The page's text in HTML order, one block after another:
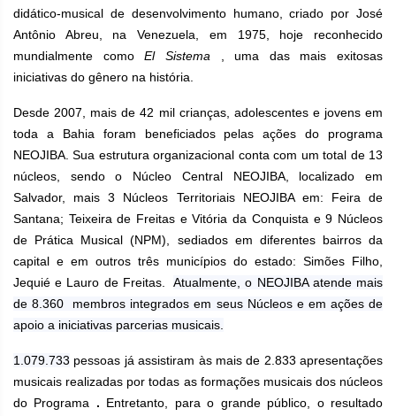
didático-musical de desenvolvimento humano, criado por José
Antônio Abreu, na Venezuela, em 1975, hoje reconhecido
mundialmente comoEl Sistema , uma das mais exitosas
iniciativas do gênero na história.
Desde 2007, mais de 42 mil crianças, adolescentes e jovens em
toda a Bahia foram beneficiados pelas ações do programa
NEOJIBA. Sua estrutura organizacional conta com um total de 13
núcleos, sendo o Núcleo Central NEOJIBA, localizado em
Salvador, mais 3 Núcleos Territoriais NEOJIBA em: Feira de
Santana; Teixeira de Freitas e Vitória da Conquista e 9 Núcleos
de Prática Musical (NPM), sediados em diferentes bairros da
capital e em outros três municípios do estado: Simões Filho,
Jequié e Lauro de Freitas.Atualmente, o NEOJIBA atende mais
de 8.360
membros integrados em seus Núcleos e em ações de
apoio a iniciativas parcerias musicais.
1.079.733 pessoas já assistiram às mais de 2.833 apresentações
musicais realizadas por todas as formações musicais dos núcleos
do Programa . Entretanto, parao grande público, o resultado